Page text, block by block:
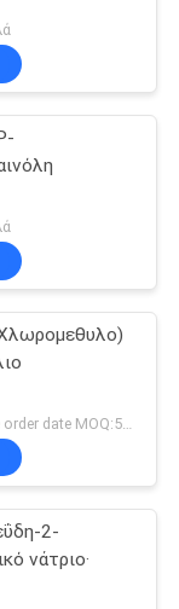
2-
νάτριο·